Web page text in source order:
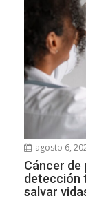
agosto 6,
Cáncer de
detección
salvar